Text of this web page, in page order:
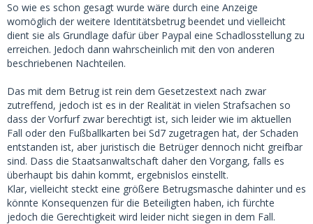
So wie es schon gesagt wurde wäre durch eine Anzeige
womöglich der weitere Identitätsbetrug beendet und vielleicht
dient sie als Grundlage dafür über Paypal eine Schadlosstellung zu
erreichen. Jedoch dann wahrscheinlich mit den von anderen
beschriebenen Nachteilen.
Das mit dem Betrug ist rein dem Gesetzestext nach zwar
zutreffend, jedoch ist es in der Realität in vielen Strafsachen so
dass der Vorfurf zwar berechtigt ist, sich leider wie im aktuellen
Fall oder den Fußballkarten bei Sd7 zugetragen hat, der Schaden
entstanden ist, aber juristisch die Betrüger dennoch nicht greifbar
sind. Dass die Staatsanwaltschaft daher den Vorgang, falls es
überhaupt bis dahin kommt, ergebnislos einstellt.
Klar, vielleicht steckt eine größere Betrugsmasche dahinter und es
könnte Konsequenzen für die Beteiligten haben, ich fürchte
jedoch die Gerechtigkeit wird leider nicht siegen in dem Fall.